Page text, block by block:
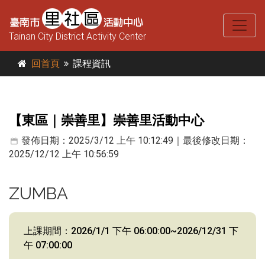
Tainan City District Activity Center
回首頁 課程資訊
【東區｜崇善里】崇善里活動中心
發佈日期：2025/3/12 上午 10:12:49｜最後修改日期：
2025/12/12 上午 10:56:59
ZUMBA
上課期間：2026/1/1 下午 06:00:00~2026/12/31 下
午 07:00:00